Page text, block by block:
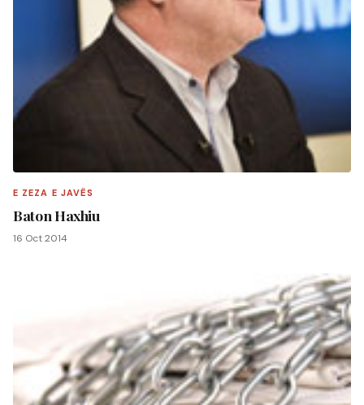
E ZEZA E JAVËS
Baton Haxhiu
16 Oct 2014